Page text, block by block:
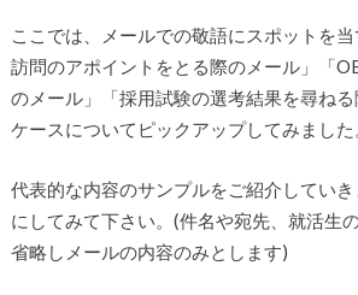
ここでは、メールでの敬語にスポットを
訪問のアポイントをとる際のメール」「
のメール」「採用試験の選考結果を尋ね
ケースについてピックアップしてみました
代表的な内容のサンプルをご紹介してい
にしてみて下さい。(件名や宛先、就活生
省略しメールの内容のみとします)